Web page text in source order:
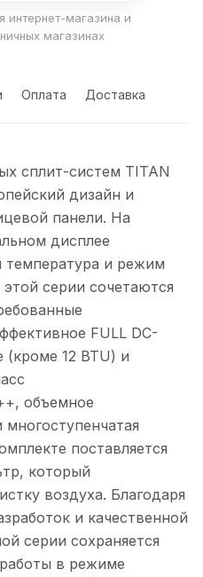
интернет-магазина и
магазинах
Оплата Доставка
сплит-систем TITAN
дизайн и
панели. На
дисплее
температура и режим
серии сочетаются
FULL DC-
(кроме 12 BTU) и
объемное
поставляется
который
воздуха. Благодаря
и качественной
серии сохраняется
в режиме